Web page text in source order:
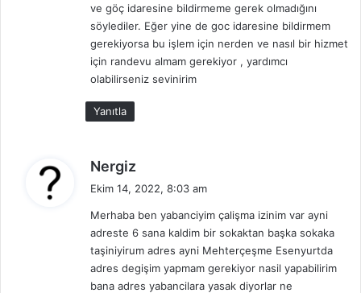
ve göç idaresine bildirmeme gerek olmadığını
söylediler. Eğer yine de goc idaresine bildirmem
gerekiyorsa bu işlem için nerden ve nasıl bir hizmet
için randevu almam gerekiyor , yardımcı
olabilirseniz sevinirim
Yanıtla
Nergiz
k
i
:
Ekim 14, 2022, 8:03 am
Merhaba ben yabanciyim çalişma izinim var ayni
adreste 6 sana kaldim bir sokaktan başka sokaka
taşiniyirum adres ayni Mehterçeşme Esenyurtda
adres degişim yapmam gerekiyor nasil yapabilirim
bana adres yabancilara yasak diyorlar ne